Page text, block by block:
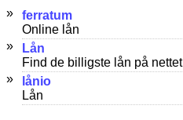
»
ferratum
Online lån
»
Lån
Find de billigste lån på nettet
»
lånio
Lån